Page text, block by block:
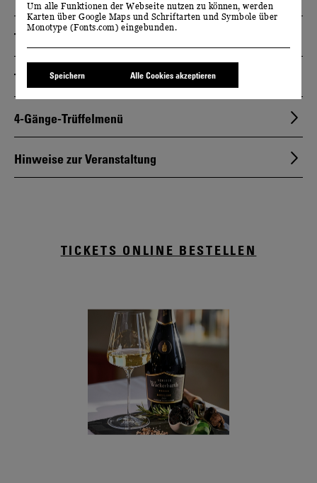
Termine
Tickets & Reservierung
4-Gänge-Trüffelmenü
Hinweise zur Veranstaltung
TICKETS ONLINE BESTELLEN
Um alle Funktionen der Webseite nutzen zu können, werden
Karten über Google Maps und Schriftarten und Symbole über
Monotype (Fonts.com) eingebunden.
Speichern Alle Cookies akzeptieren